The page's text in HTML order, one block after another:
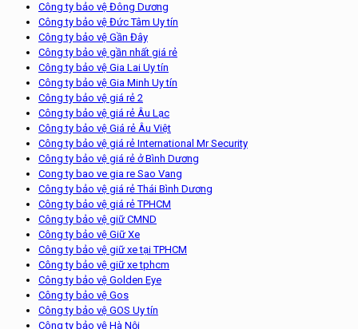
Công ty bảo vệ Đông Dương
Công ty bảo vệ Đức Tâm Uy tín
Công ty bảo vệ Gần Đây
Công ty bảo vệ gần nhất giá rẻ
Công ty bảo vệ Gia Lai Uy tín
Công ty bảo vệ Gia Minh Uy tín
Công ty bảo vệ giá rẻ 2
Công ty bảo vệ giá rẻ Âu Lạc
Công ty bảo vệ Giá rẻ Âu Việt
Công ty bảo vệ giá rẻ International Mr Security
Công ty bảo vệ giá rẻ ở Bình Dương
Cong ty bao ve gia re Sao Vang
Công ty bảo vệ giá rẻ Thái Bình Dương
Công ty bảo vệ giá rẻ TPHCM
Công ty bảo vệ giữ CMND
Công ty bảo vệ Giữ Xe
Công ty bảo vệ giữ xe tại TPHCM
Công ty bảo vệ giữ xe tphcm
Công ty bảo vệ Golden Eye
Công ty bảo vệ Gos
Công ty bảo vệ GOS Uy tín
Công ty bảo vệ Hà Nội